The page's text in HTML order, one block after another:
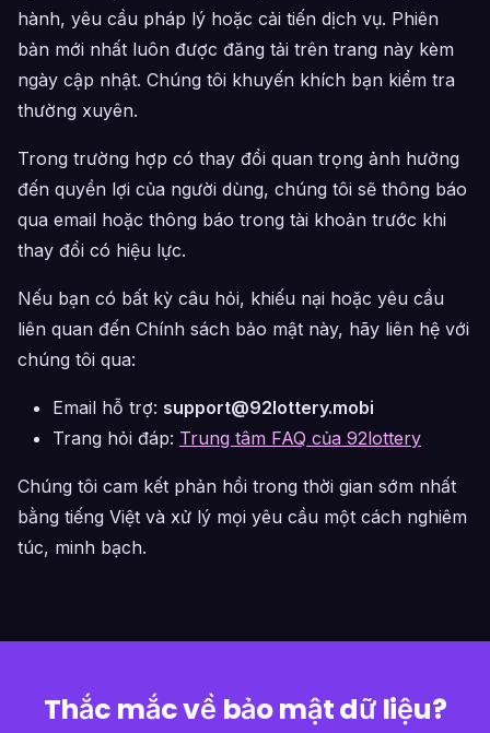
hành, yêu cầu pháp lý hoặc cải tiến dịch vụ. Phiên
bản mới nhất luôn được đăng tải trên trang này kèm
ngày cập nhật. Chúng tôi khuyến khích bạn kiểm tra
thường xuyên.
Trong trường hợp có thay đổi quan trọng ảnh hưởng
đến quyền lợi của người dùng, chúng tôi sẽ thông báo
qua email hoặc thông báo trong tài khoản trước khi
thay đổi có hiệu lực.
Nếu bạn có bất kỳ câu hỏi, khiếu nại hoặc yêu cầu
liên quan đến Chính sách bảo mật này, hãy liên hệ với
chúng tôi qua:
Email hỗ trợ: support@92lottery.mobi
Trang hỏi đáp: Trung tâm FAQ của 92lottery
Chúng tôi cam kết phản hồi trong thời gian sớm nhất
bằng tiếng Việt và xử lý mọi yêu cầu một cách nghiêm
túc, minh bạch.
Thắc mắc về bảo mật dữ liệu?